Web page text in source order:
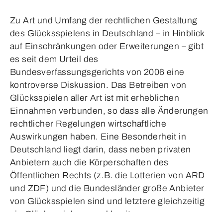
Zu Art und Umfang der rechtlichen Gestaltung
des Glücksspielens in Deutschland – in Hinblick
auf Einschränkungen oder Erweiterungen – gibt
es seit dem Urteil des
Bundesverfassungsgerichts von 2006 eine
kontroverse Diskussion. Das Betreiben von
Glücksspielen aller Art ist mit erheblichen
Einnahmen verbunden, so dass alle Änderungen
rechtlicher Regelungen wirtschaftliche
Auswirkungen haben. Eine Besonderheit in
Deutschland liegt darin, dass neben privaten
Anbietern auch die Körperschaften des
Öffentlichen Rechts (z.B. die Lotterien von ARD
und ZDF) und die Bundesländer große Anbieter
von Glücksspielen sind und letztere gleichzeitig